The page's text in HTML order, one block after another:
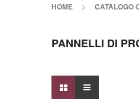
HOME > CATALOGO
PANNELLI DI